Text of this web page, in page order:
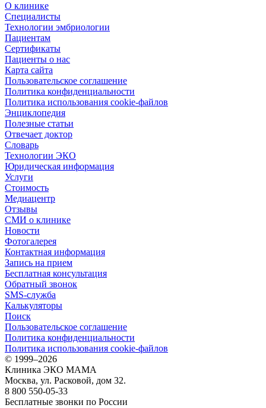
О клинике
Специалисты
Технологии эмбриологии
Пациентам
Сертификаты
Пациенты о нас
Карта сайта
Пользовательское соглашение
Политика конфиденциальности
Политика использования cookie-файлов
Энциклопедия
Полезные статьи
Отвечает доктор
Словарь
Технологии ЭКО
Юридическая информация
Услуги
Стоимость
Медиацентр
Отзывы
СМИ о клинике
Новости
Фотогалерея
Контактная информация
Запись на прием
Бесплатная консультация
Обратный звонок
SMS-служба
Калькуляторы
Поиск
Пользовательское соглашение
Политика конфиденциальности
Политика использования cookie-файлов
© 1999–2026
Клиника ЭКО МАМА
Москва, ул. Расковой, дом 32.
8 800 550-05-33
Бесплатные звонки по России